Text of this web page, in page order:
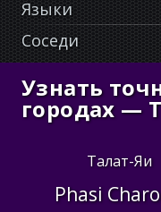
Языки
Соседи
Узнать
городах —
Талат-Яи
Phasi